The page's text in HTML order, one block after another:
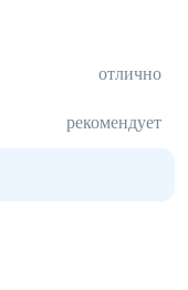
отлично
рекомендует